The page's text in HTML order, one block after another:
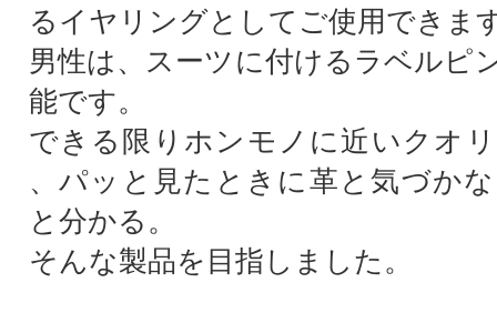
るイヤリングとしてご使用できま
男性は、スーツに付けるラベルピ
能です。
できる限りホンモノに近いクオ
、パッと見たときに革と気づか
と分かる。
そんな製品を目指しました。